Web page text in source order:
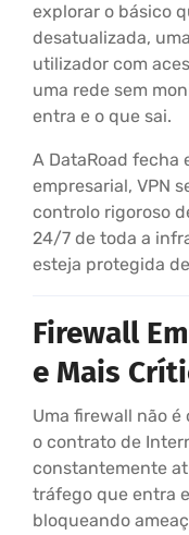
explorar o básico
desatualizada,
utilizador com
uma rede sem
entra e o que sai.
A DataRoad fecha
empresarial, VPN
controlo rigoroso
24/7 de toda a
esteja protegida
Firewall
e Mais
Uma firewall não
o contrato de
constantemente
tráfego que entra
bloqueando